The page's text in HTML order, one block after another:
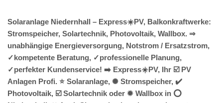
Solaranlage Niedernhall – Express☀️PV, Balkonkraftwerke:
Stromspeicher, Solartechnik, Photovoltaik, Wallbox. ⇒
unabhängige Energieversorgung, Notstrom / Ersatzstrom,
✓kompetente Beratung, ✓professionelle Planung,
✓perfekter Kundenservice! ➡️ Express☀️PV️, Ihr ☑️ PV
Anlagen Profi. ⭐ Solaranlage, ✺ Stromspeicher, ✔️
Photovoltaik, ☑️ Solartechnik oder ✹ Wallbox in ⭕